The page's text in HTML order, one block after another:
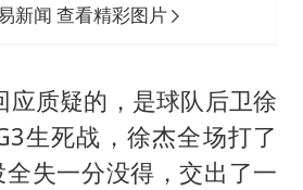
新闻 查看精彩图片
应质疑的，是球队后卫徐
生死战，徐杰全场打了
失一分没得，交出了一